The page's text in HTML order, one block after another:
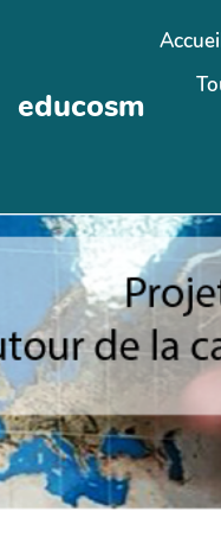
Aller au contenu
educosm